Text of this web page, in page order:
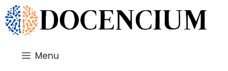
Saltar
al
contenido
Menu